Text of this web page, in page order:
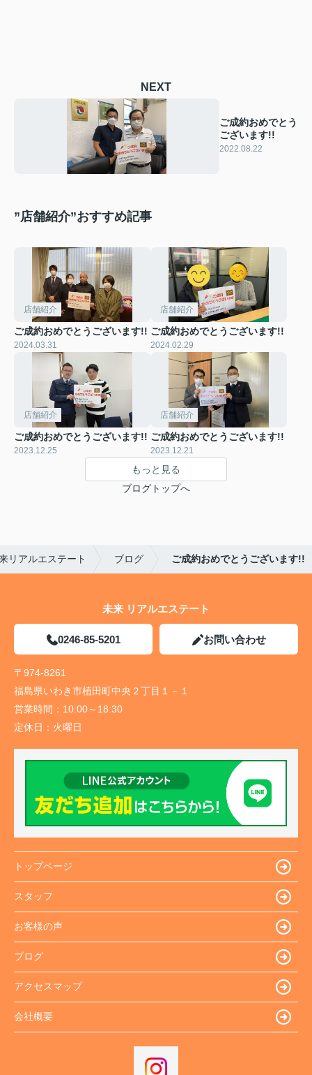
NEXT
ご成約おめでとう
ございます!!
2022.08.22
”店舗紹介”おすすめ記事
店舗紹介
ご成約おめでとうございます!!
2024.03.31
店舗紹介
ご成約おめでとうございます!!
2024.02.29
店舗紹介
ご成約おめでとうございます!!
2023.12.25
店舗紹介
ご成約おめでとうございます!!
2023.12.21
もっと見る
ブログトップへ
リアルエステート ブログ ご成約おめでとうございます!!
未来 リアルエステート
0246-85-5201 お問い合わせ
〒974-8261
福島県いわき市植田町中央２丁目１－１
営業時間： 10:00～18:30
定休日： 火曜日
トップページ
スタッフ
お客様の声
ブログ
アクセスマップ
会社概要